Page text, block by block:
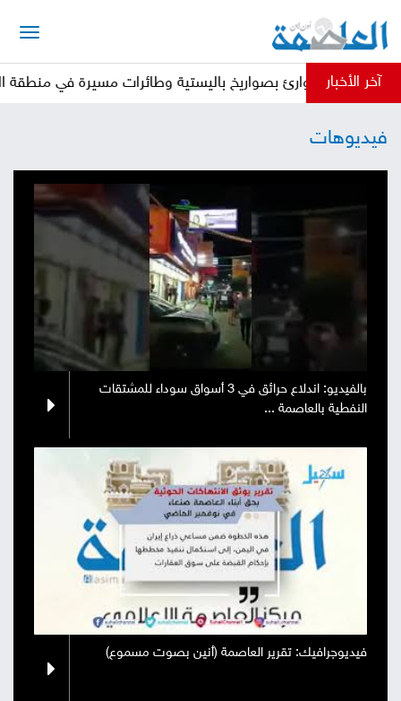
محلية
تقارير
وتحليلات
سوشيال
كتابات
آخر الأخبار
الطوارئ بصواريخ باليستية وطائرات مسيرة في منطقة
فيديوهات
بالفيديو: اندلاع حرائق في 3 أسواق سوداء للمشتقات
النفطية بالعاصمة ...
فيديوجرافيك: تقرير العاصمة (أنين بصوت مسموع)